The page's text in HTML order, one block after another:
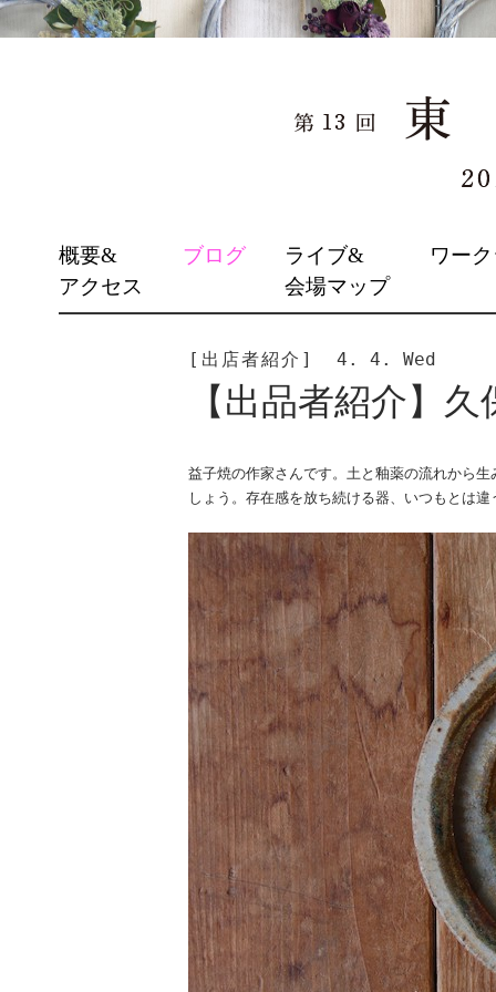
TO
CONTENT
概要&
アクセス
ブログ
ライブ&
会場マップ
ワー
[出店者紹介] 4. 4. Wed
【出品者紹介】
益子焼の作家さんです。土と釉薬の流れから
しょう。存在感を放ち続ける器、いつもとは